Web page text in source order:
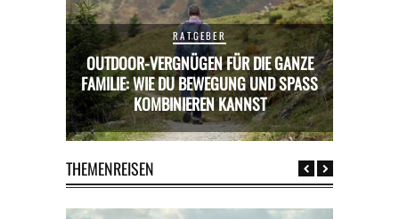
RATGEBER
OUTDOOR-VERGNÜGEN FÜR DIE GANZE
FAMILIE: WIE DU BEWEGUNG UND SPASS K
OMBINIEREN KANNST
THEMENREISEN